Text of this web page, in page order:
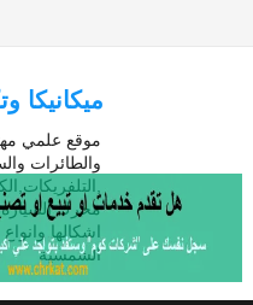
ميكانيكا
موقع علمي
والطائرات
محرك السيارة
اشكالها
الشمسية